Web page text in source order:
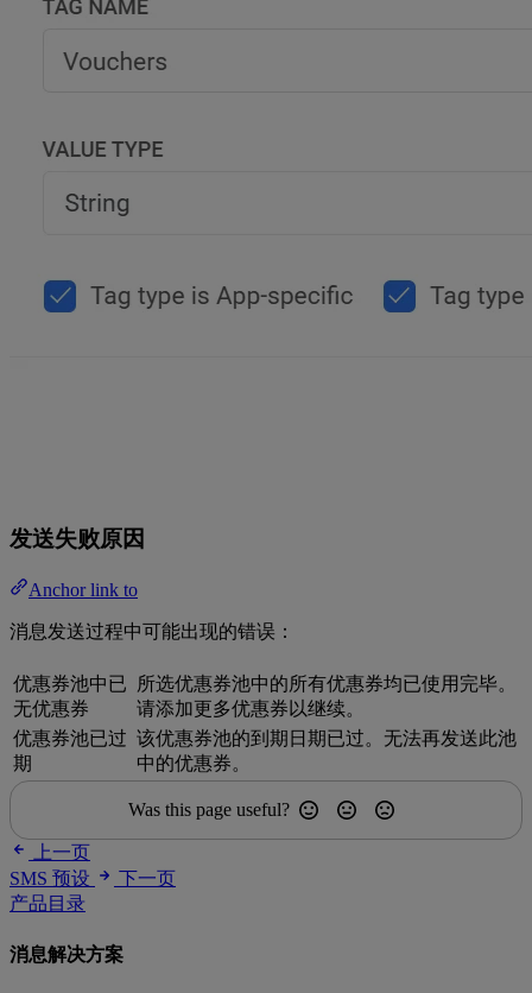
发送失败原因
Anchor link to
消息发送过程中可能出现的错误：
优惠券池中已
无优惠券
所选优惠券池中的所有优惠券均已使用完毕。
请添加更多优惠券以继续。
优惠券池已过
期
该优惠券池的到期日期已过。无法再发送此池
中的优惠券。
Was this page useful?
上一页
SMS 预设
下一页
产品目录
消息解决方案